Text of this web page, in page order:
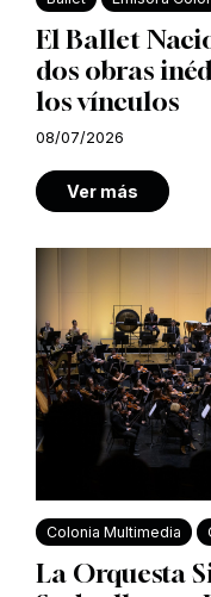
El Ballet
dos obras
los vínculos
08/07/2026
Ver más
Colonia Multimedia
La Orquesta